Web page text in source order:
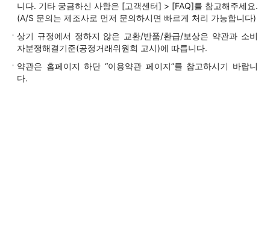
니다. 기타 궁금하신 사항은 [고객센터] > [FAQ]를 참고해주세요.
(A/S 문의는 제조사로 먼저 문의하시면 빠르게 처리 가능합니다)
상기 규정에서 정하지 않은 교환/반품/환급/보상은 약관과 소비
자분쟁해결기준(공정거래위원회 고시)에 따릅니다.
약관은 홈페이지 하단 “이용약관 페이지”를 참고하시기 바랍니
다.